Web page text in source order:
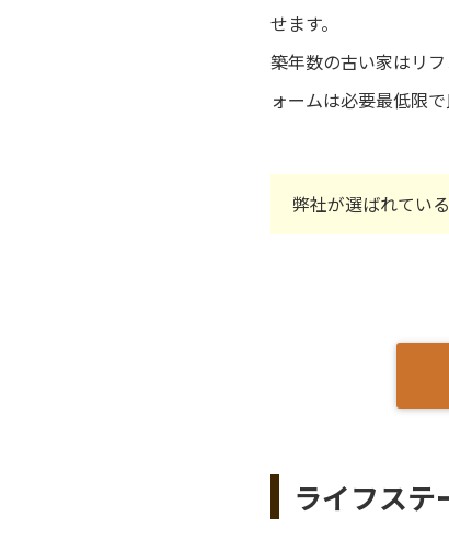
せます。
築年数の古い家はリ
ォームは必要最低限で
弊社が選ばれてい
ライフス